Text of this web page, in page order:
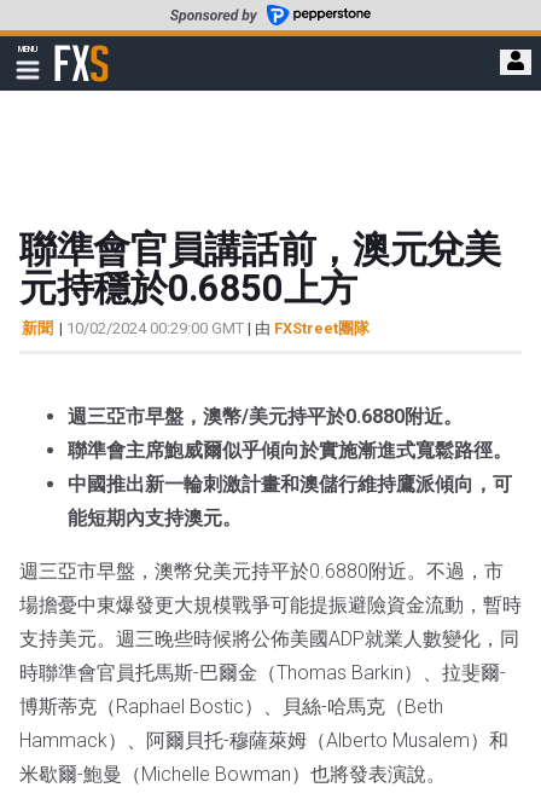
至
要
MENU
顯
示
FXStreet
聯準會官員講話前，澳元兌美
元持穩於0.6850上方
新聞 | 10/02/2024 00:29:00 GMT | 由 FXStreet團隊
週三亞市早盤，澳幣/美元持平於0.6880附近。
聯準會主席鮑威爾似乎傾向於實施漸進式寬鬆路徑。
中國推出新一輪刺激計畫和澳儲行維持鷹派傾向，可
能短期內支持澳元。
週三亞市早盤，澳幣兌美元持平於0.6880附近。不過，市
場擔憂中東爆發更大規模戰爭可能提振避險資金流動，暫時
支持美元。週三晚些時候將公佈美國ADP就業人數變化，同
時聯準會官員托馬斯-巴爾金（Thomas Barkin）、拉斐爾-
博斯蒂克（Raphael Bostic）、貝絲-哈馬克（Beth
Hammack）、阿爾貝托-穆薩萊姆（Alberto Musalem）和
米歇爾-鮑曼（Michelle Bowman）也將發表演說。